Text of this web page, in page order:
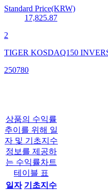
Standard Price(KRW)
17,825.87
2
TIGER KOSDAQ150
250780
상품의 수익률
추이를 위해 일
자 및 기초지수
정보를 제공하
는 수익률차트
테이블 표
일자 기초지수